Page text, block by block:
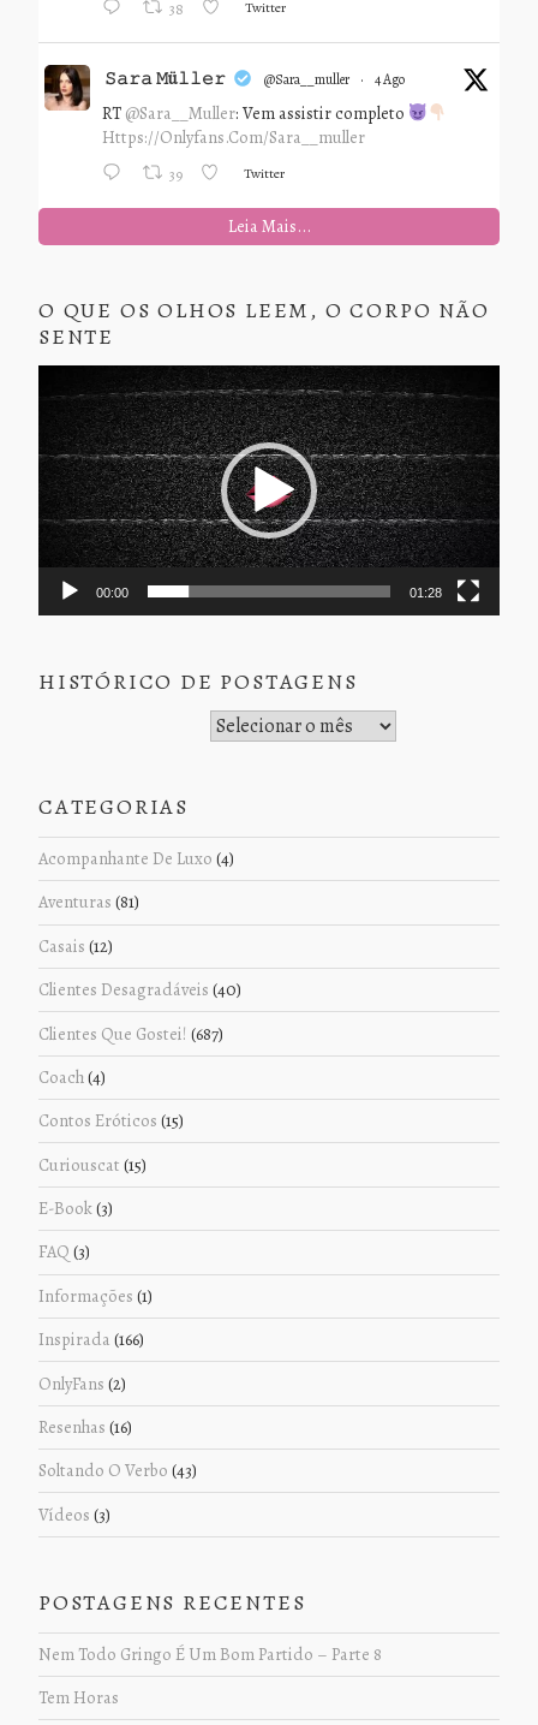
38 Twitter
𝚂𝚊𝚛𝚊 𝙼ü𝚕𝚕𝚎𝚛 @sara__muller · 4 Ago
RT @Sara__Muller: Vem assistir completo
Https://onlyfans.com/sara__muller
39 Twitter
Leia Mais...
O QUE OS OLHOS LEEM, O CORPO NÃO
SENTE
de
vídeo
00:00 01:28
HISTÓRICO DE POSTAGENS
CATEGORIAS
Acompanhante De Luxo (4)
Aventuras (81)
Casais (12)
Clientes Desagradáveis (40)
Clientes Que Gostei! (687)
Coach(4)
Contos Eróticos (15)
Curiouscat (15)
E-Book(3)
FAQ (3)
Informações (1)
Inspirada (166)
OnlyFans (2)
Resenhas (16)
Soltando O Verbo (43)
Vídeos (3)
POSTAGENS RECENTES
Nem Todo Gringo É Um Bom Partido – Parte 8
Tem Horas